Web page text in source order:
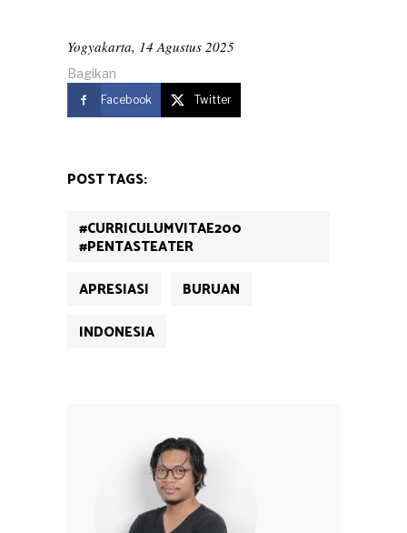
Yogyakarta, 14 Agustus 2025
Bagikan
Facebook Twitter
POST TAGS:
#CURRICULUMVITAE200
#PENTASTEATER
APRESIASI
BURUAN
INDONESIA